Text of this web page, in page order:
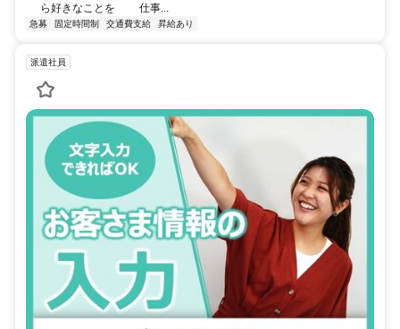
ら好きなことを 仕事...
急募 固定時間制 交通費支給 昇給あり
派遣社員